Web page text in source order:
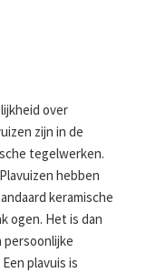
over
zijn in de
tegelwerken.
hebben
keramische
ogen. Het is dan
persoonlijke
plavuis is